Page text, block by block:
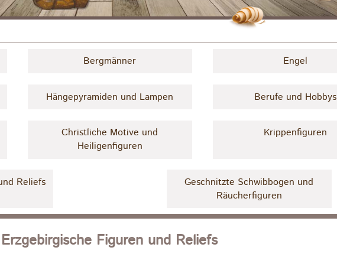
Bergmänner Engel
Hängepyramiden und Lampen Berufe und Hobbys
Christliche Motive und
Heiligenfiguren
Krippenfiguren
Reliefs
Geschnitzte Schwibbogen und
Räucherfiguren
Erzgebirgische Figuren und Reliefs